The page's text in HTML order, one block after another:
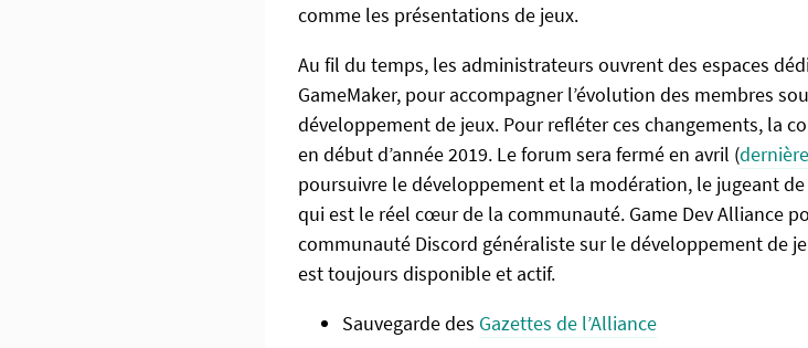
comme les présentations de jeux.
Au fil du temps, les administrateurs ouvrent des espaces
GameMaker, pour accompagner l’évolution des membres
développement de jeux. Pour refléter ces changements, la
en début d’année 2019. Le forum sera fermé en avril (
poursuivre le développement et la modération, le jugeant
qui est le réel cœur de la communauté. Game Dev Alliance
communauté Discord généraliste sur le développement de
est toujours disponible et actif.
Sauvegarde des Gazettes de l’Alliance